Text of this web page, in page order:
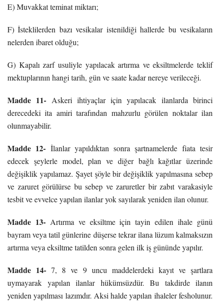
E) Muvakkat teminat miktarı;
F) İsteklilerden bazı vesikalar istenildiği hallerde bu vesikaların
nelerden ibaret olduğu;
G) Kapalı zarf usuliyle yapılacak artırma ve eksiltmelerde teklif
mektuplarının hangi tarih, gün ve saate kadar nereye verileceği.
Madde 11- Askeri ihtiyaçlar için yapılacak ilanlarda birinci
derecedeki ita amiri tarafından mahzurlu görülen noktalar ilan
olunmayabilir.
Madde 12- İlanlar yapıldıktan sonra şartnamelerde fiata tesir
edecek şeylerle model, plan ve diğer bağlı kağıtlar üzerinde
değişiklik yapılamaz. Şayet şöyle bir değişiklik yapılmasına sebep
ve zaruret görülürse bu sebep ve zaruretler bir zabıt varakasiyle
tesbit ve evvelce yapılan ilanlar yok sayılarak yeniden ilan olunur.
Madde 13-Artırma ve eksiltme için tayin edilen ihale günü
bayram veya tatil günlerine düşerse tekrar ilana lüzum kalmaksızın
artırma veya eksiltme tatilden sonra gelen ilk iş gününde yapılır.
Madde 14- 7, 8 ve 9 uncu maddelerdeki kayıt ve şartlara
uymayarak yapılan ilanlar hükümsüzdür. Bu takdirde ilanın
yeniden yapılması lazımdır. Aksi halde yapılan ihaleler fesholunur.